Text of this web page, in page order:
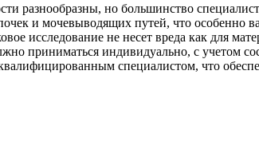
разнообразны, но большинство
и мочевыводящих путей, что особенно
исследование не несет вреда как для
приниматься индивидуально, с учетом
специалистом, что